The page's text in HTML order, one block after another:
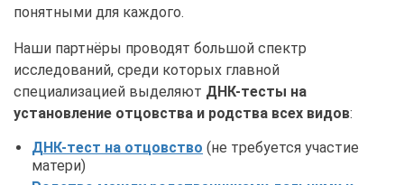
понятными для каждого.
Наши партнёры проводят большой спектр
исследований, среди которых главной
специализацией выделяют ДНК-тесты на
установление отцовства и родства всех видов:
ДНК-тест на отцовство (не требуется участие
матери)